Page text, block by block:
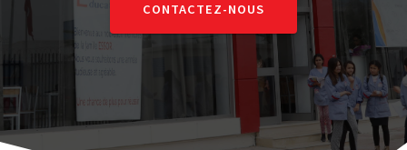
CONTACTEZ-NOUS